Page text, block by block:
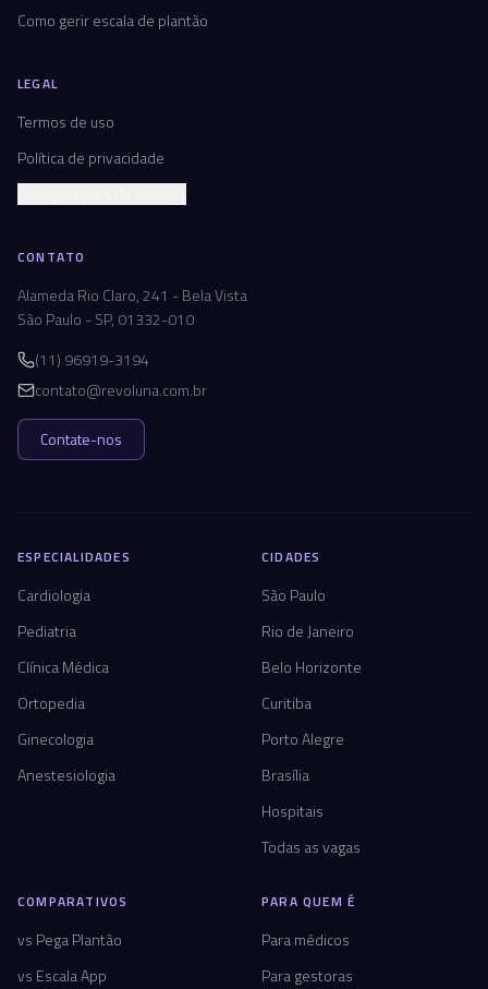
Como gerir escala de plantão
LEGAL
Termos de uso
Política de privacidade
CONTATO
Alameda Rio Claro, 241 - Bela Vista
São Paulo - SP, 01332-010
(11) 96919-3194
contato@revoluna.com.br
Contate-nos
ESPECIALIDADES
Cardiologia
Pediatria
Clínica Médica
Ortopedia
Ginecologia
Anestesiologia
CIDADES
São Paulo
Rio de Janeiro
Belo Horizonte
Curitiba
Porto Alegre
Brasília
Hospitais
Todas as vagas
COMPARATIVOS
vs Pega Plantão
vs Escala App
PARA QUEM É
Para médicos
Para gestoras